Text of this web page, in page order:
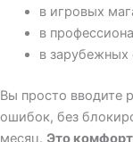
в игровых
в
в зарубежных
Вы просто вводите
ошибок, без
месяц. Это